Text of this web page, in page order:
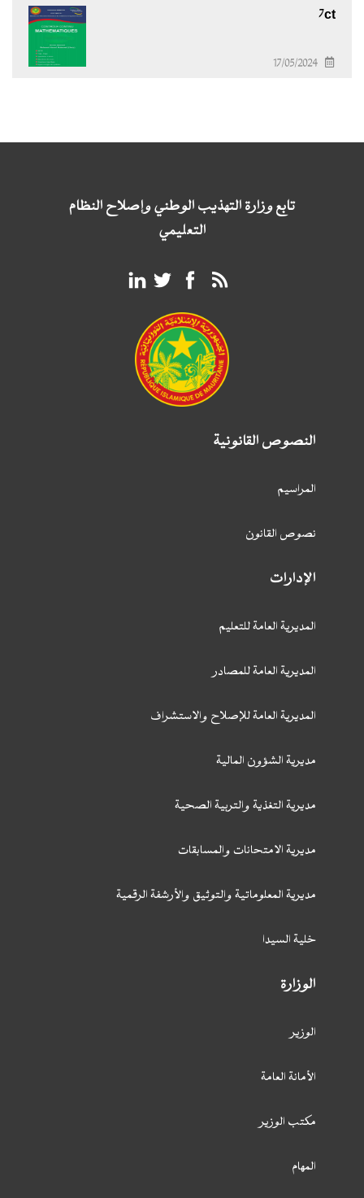
7ct
17/05/2024
تابع وزارة التهذيب الوطني وإصلاح النظام
التعليمي
النصوص القانونية
المراسيم
نصوص القانون
الإدارات
المديرية العامة للتعليم
المديرية العامة للمصادر
المديرية العامة للإصلاح والاستشراف
مديرية الشؤون المالية
مديرية التغذية والتربية الصحية
مديرية الامتحانات والمسابقات
مديرية المعلوماتية والتوثيق والأرشفة الرقمية
خلية السيدا
الوزارة
الوزير
الأمانة العامة
مكتب الوزير
المهام